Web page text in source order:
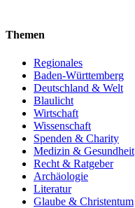
Themen
Regionales
Baden-Württemberg
Deutschland & Welt
Blaulicht
Wirtschaft
Wissenschaft
Spenden & Charity
Medizin & Gesundheit
Recht & Ratgeber
Archäologie
Literatur
Glaube & Christentum